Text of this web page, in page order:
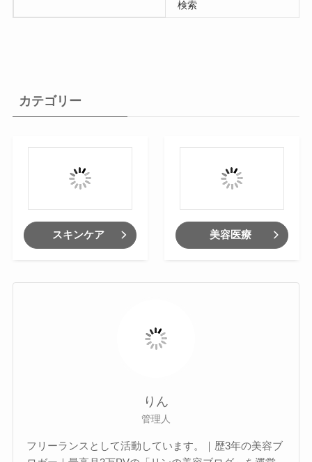
検索
カテゴリー
スキンケア 美容医療
りん
管理人
フリーランスとして活動しています。｜歴3年の美容ブ